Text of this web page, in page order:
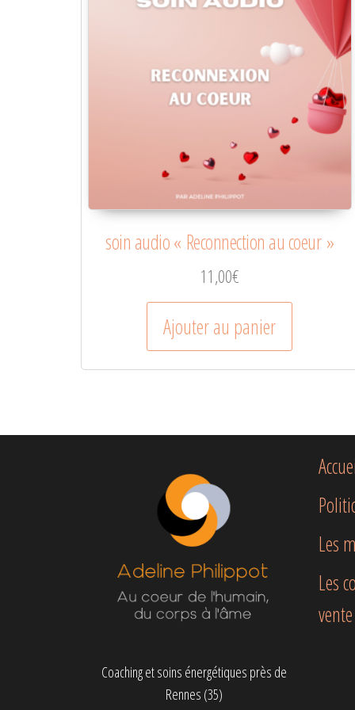
soin audio « Reconnection au coeur »
11,00€
Ajouter au panier
Coaching et soins énergétiques près de
Rennes (35)
Les
Les
vente